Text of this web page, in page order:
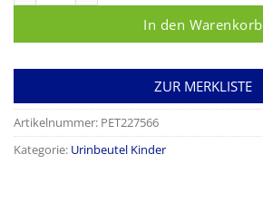
In den Warenkorb
ZUR MERKLISTE
Artikelnummer: PET227566
Kategorie: Urinbeutel Kinder